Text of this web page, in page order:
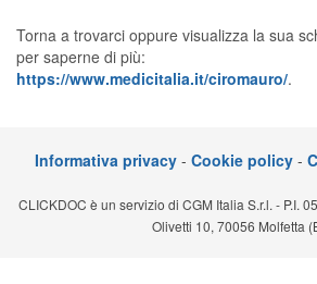
Prenotazioni online
Torna a trovarci oppure visualizza la sua
per saperne di più:
https://www.medicitalia.it/ciromauro/.
Informativa privacy - Cookie policy -
CLICKDOC è un servizio di CGM Italia S.r.l. - P.I.
Olivetti 10, 70056 Molfetta